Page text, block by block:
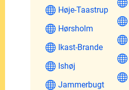
Høje-Taastrup
Hørsholm
Ikast-Brande
Ishøj
Jammerbugt